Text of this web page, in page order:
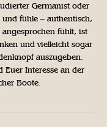
Germanist oder
fühle – authentisch,
fühlt, ist
und vielleicht sogar
auszugeben.
Euer Interesse an der
Boote.